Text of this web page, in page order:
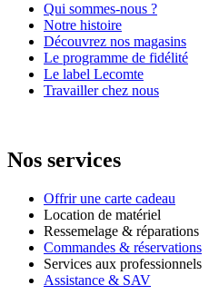
Qui sommes-nous ?
Notre histoire
Découvrez nos magasins
Le programme de fidélité
Le label Lecomte
Travailler chez nous
Nos services
Offrir une carte cadeau
Location de matériel
Ressemelage & réparations
Commandes & réservations
Services aux professionnels
Assistance & SAV